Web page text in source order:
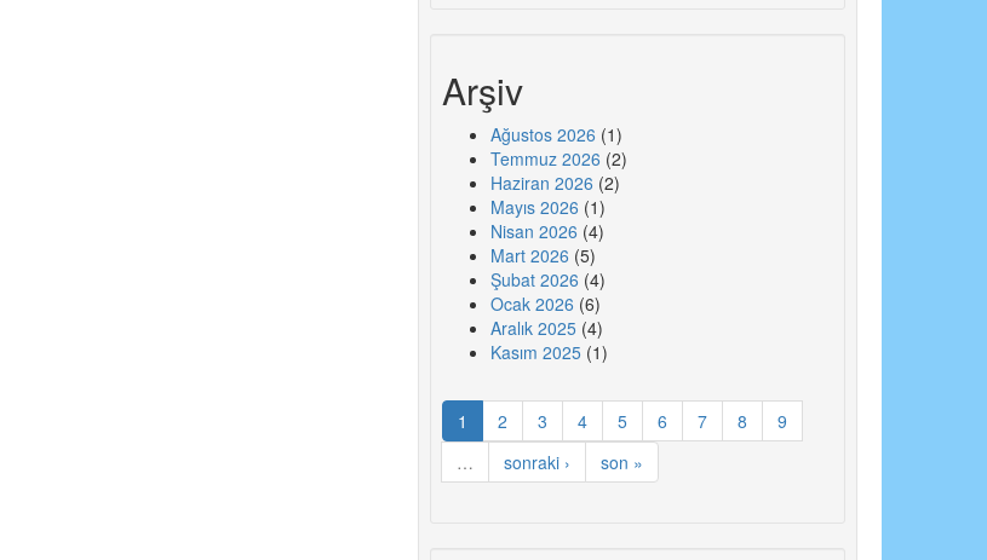
Arşiv
Ağustos 2026 (1)
Temmuz 2026 (2)
Haziran 2026 (2)
Mayıs 2026 (1)
Nisan 2026 (4)
Mart 2026 (5)
Şubat 2026 (4)
Ocak 2026 (6)
Aralık 2025(4)
Kasım 2025(1)
1 2 3 4 5 6 7 8
9
…
sonraki › son »